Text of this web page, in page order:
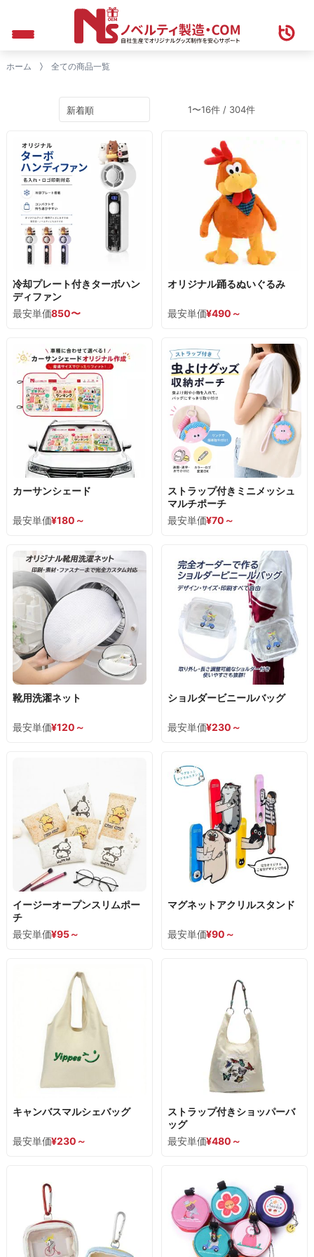
ホーム 全ての商品一覧
1〜16件 / 304件
最安単価850〜
冷却プレート付きターボハン
ディファン
最安単価¥490 ～
オリジナル踊るぬいぐるみ
最安単価¥180 ～
カーサンシェード
最安単価¥70～
ストラップ付きミニメッシュ
マルチポーチ
最安単価¥120 ～
靴用洗濯ネット
最安単価¥230 ～
ショルダービニールバッグ
最安単価¥95～
イージーオープンスリムポー
チ
最安単価¥90 ～
マグネットアクリルスタンド
最安単価¥230 ～
キャンバスマルシェバッグ
最安単価¥480 ～
ストラップ付きショッパーバ
ッグ